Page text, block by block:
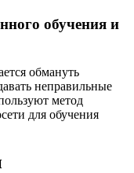
обучения и
обмануть
неправильные
метод
для обучения